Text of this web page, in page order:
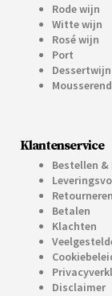
Rode wijn
Witte wijn
Rosé wijn
Port
Dessertwijn
Klantenservice
Bestellen &
Retourneren
Betalen
Klachten
Disclaimer